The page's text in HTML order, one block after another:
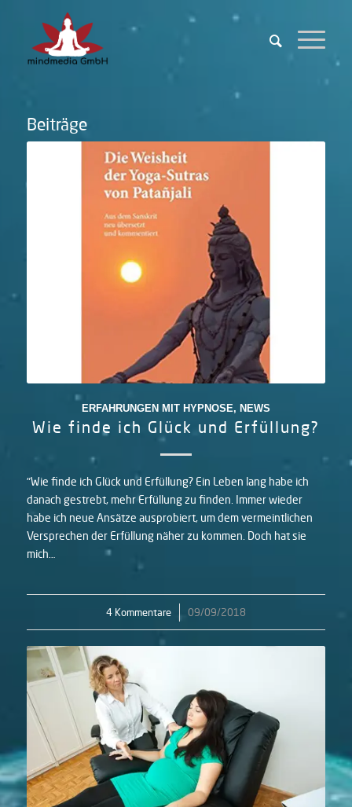
Beiträge
ERFAHRUNGEN MIT HYPNOSE, NEWS
Wie finde ich Glück und Erfüllung?
"Wie finde ich Glück und Erfüllung? Ein Leben lang habe ich
danach gestrebt, mehr Erfüllung zu finden. Immer wieder
habe ich neue Ansätze ausprobiert, um dem vermeintlichen
Versprechen der Erfüllung näher zu kommen. Doch hat sie
mich…
4 Kommentare
/ 09/09/2018